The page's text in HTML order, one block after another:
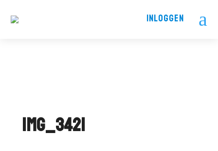
INLOGGEN a
IMG_3421